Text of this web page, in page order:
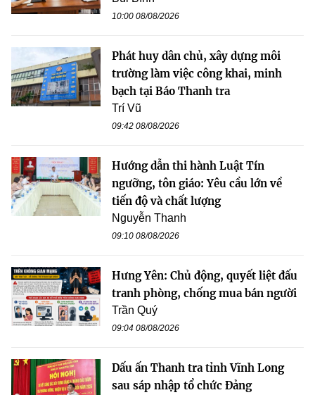
10:00 08/08/2026
Phát huy dân chủ, xây dựng môi
trường làm việc công khai, minh
bạch tại Báo Thanh tra
Trí Vũ
09:42 08/08/2026
Hướng dẫn thi hành Luật Tín
ngưỡng, tôn giáo: Yêu cầu lớn về
tiến độ và chất lượng
Nguyễn Thanh
09:10 08/08/2026
Hưng Yên: Chủ động, quyết liệt đấu
tranh phòng, chống mua bán người
Trần Quý
09:04 08/08/2026
Dấu ấn Thanh tra tỉnh Vĩnh Long
sau sáp nhập tổ chức Đảng